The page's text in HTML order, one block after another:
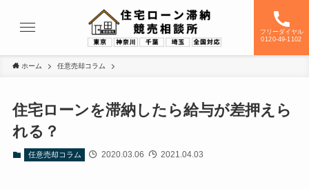
フリーダイヤル
0120-49-1102
ホーム 任意売却コラム
住宅ローンを滞納したら給与が差押えら
れる？
任意売却コラム 2020.03.06 2021.04.03